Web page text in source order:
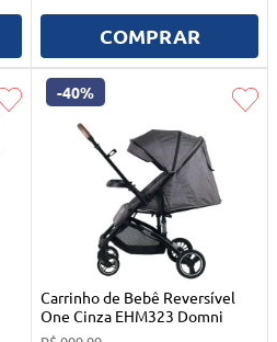
COMPRAR
-40%
Carrinho de Bebê Reversível
One Cinza EHM323 Domni